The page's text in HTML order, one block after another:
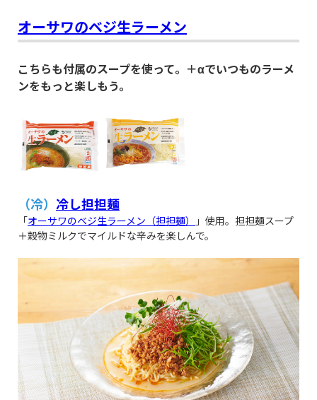
オーサワのベジ生ラーメン
こちらも付属のスープを使って。＋αでいつものラーメ
ンをもっと楽しもう。
（冷） 冷し担担麺
「オーサワのベジ生ラーメン（担担麺）
」使用。担担麺スープ
＋穀物ミルクでマイルドな辛みを楽しんで。